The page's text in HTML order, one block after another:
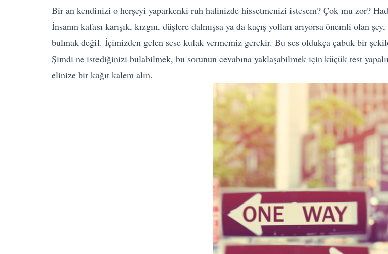
Bir an kendinizi o herşeyi yaparkenki ruh halinizde hissetmenizi istesem? Çok mu zor?
İnsanın kafası karışık, kızgın, düşlere dalmışsa ya da kaçış yolları arıyorsa önemli olan
bulmak değil. İçimizden gelen sese kulak vermemiz gerekir. Bu ses oldukça çabuk bir
Şimdi ne istediğinizi bulabilmek, bu sorunun cevabına yaklaşabilmek için küçük test
elinize bir kağıt kalem alın.